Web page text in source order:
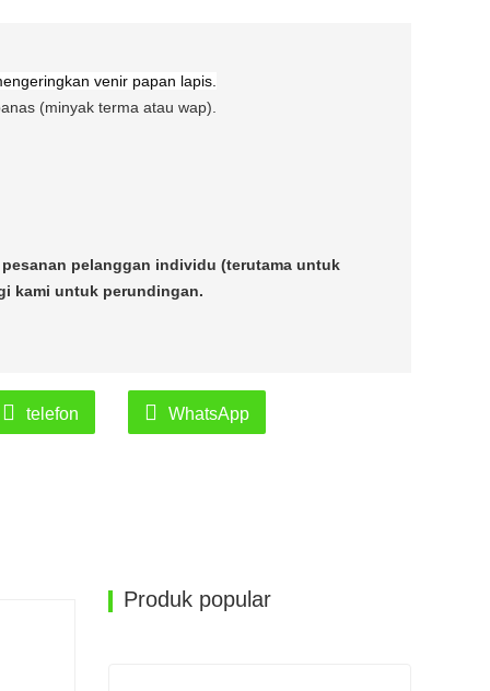
venir papan lapis.
(minyak terma atau wap).
pelanggan individu (terutama untuk
kami untuk perundingan.
telefon WhatsApp
Produk popular